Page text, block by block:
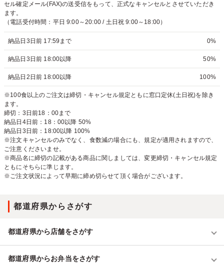
セル確定メール(FAX)の送受信をもって、正式なキャンセルとさせていただき
ます。
（電話受付時間：平日 9:00～20:00 / 土日祝 9:00～18:00）
納品日3日前 17:59まで 0%
納品日3日前 18:00以降 50%
納品日2日前 18:00以降 100%
※100食以上のご注文は締切・キャンセル規定ともに窓口定休(土日祝)を除き
ます。
締切：3日前18：00まで
納品日4日前：18：00以降 50%
納品日3日前：18:00以降 100%
※注文キャンセルのみでなく、食数減の場合にも、規定が適用されますので、
ご注意くださいませ。
※商品名に締切の記載がある商品に関しましては、変更締切・キャンセル規定
ともにそちらに準じます。
※ご注文状況によって早期に締め切らせて頂く場合がございます。
都道府県からさがす
都道府県から店舗をさがす
都道府県からお弁当をさがす